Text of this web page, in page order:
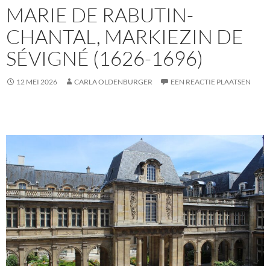
MARIE DE RABUTIN-
CHANTAL, MARKIEZIN DE
SÉVIGNÉ (1626-1696)
12 MEI 2026 CARLA OLDENBURGER EEN REACTIE PLAATSEN